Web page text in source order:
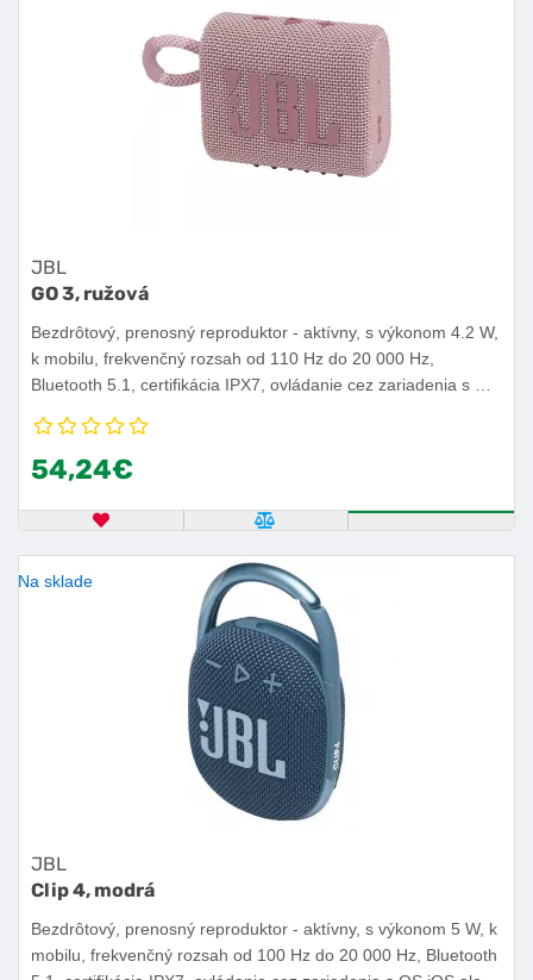
JBL
GO 3, ružová
Bezdrôtový, prenosný reproduktor - aktívny, s výkonom 4.2 W,
k mobilu, frekvenčný rozsah od 110 Hz do 20 000 Hz,
Bluetooth 5.1, certifikácia IPX7, ovládanie cez zariadenia s OS
54,24€
OBĽÚBENÝ PRODUKT POROVNAŤ PRODUKT
Na sklade
JBL
Clip 4, modrá
Bezdrôtový, prenosný reproduktor - aktívny, s výkonom 5 W, k
mobilu, frekvenčný rozsah od 100 Hz do 20 000 Hz, Bluetooth